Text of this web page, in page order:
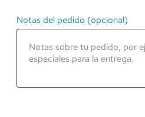
Notas del pedido (opcional)